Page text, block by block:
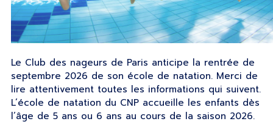
Le Club des nageurs de Paris anticipe la rentrée de
septembre 2026 de son école de natation. Merci de
lire attentivement toutes les informations qui suivent.
L’école de natation du CNP accueille les enfants dès
l’âge de 5 ans ou 6 ans au cours de la saison 2026.